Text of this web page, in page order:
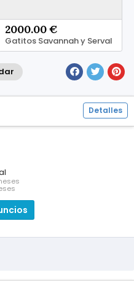
2000.00 €
Gatitos Savannah y Serval
Detalles